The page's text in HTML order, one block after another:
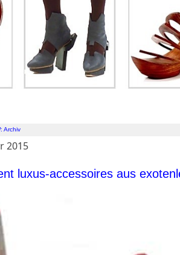
Archiv
2015
luxus-accessoires aus